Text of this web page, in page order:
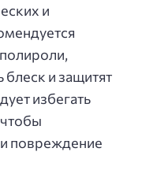
и
и защитят
избегать
повреждение